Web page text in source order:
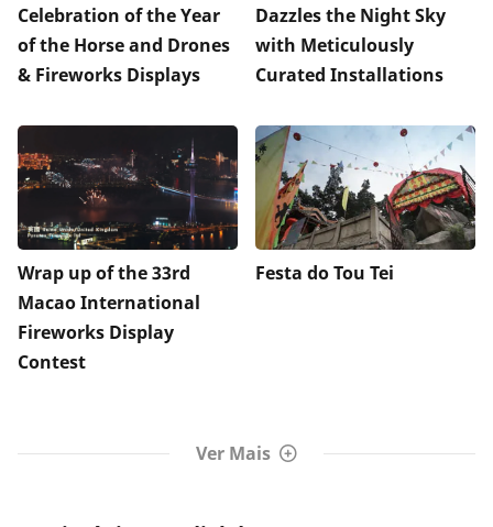
Celebration of the Year
of the Horse and Drones
& Fireworks Displays
Dazzles the Night Sky
with Meticulously
Curated Installations
Wrap up of the 33rd
Macao International
Fireworks Display
Contest
Festa do Tou Tei
Ver Mais